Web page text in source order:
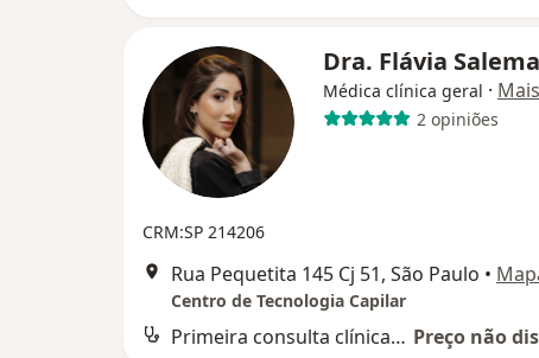
Dra. Flávia Salema
Médica clínica geral · Mais
2 opiniões
CRM:SP 214206
Rua Pequetita 145 Cj 51, São Paulo •
Centro de Tecnologia Capilar
Primeira consulta clínica médica Preço não